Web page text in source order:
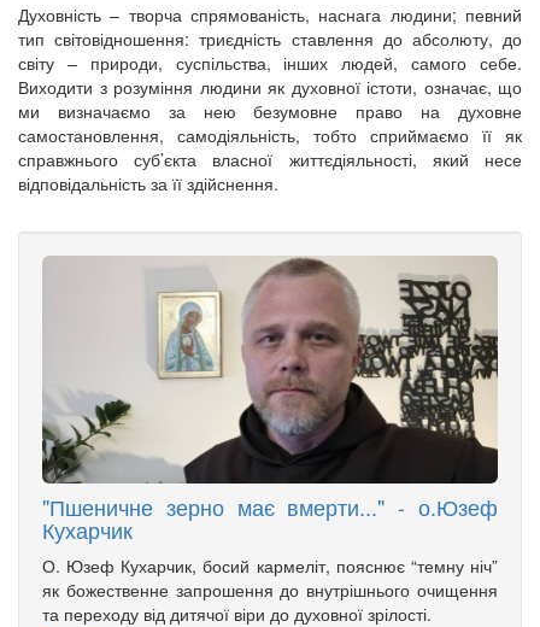
Духовність – творча спрямованість, наснага людини; певний
тип світовідношення: триєдність ставлення до абсолюту, до
світу – природи, суспільства, інших людей, самого себе.
Виходити з розуміння людини як духовної істоти, означає, що
ми визначаємо за нею безумовне право на духовне
самостановлення, самодіяльність, тобто сприймаємо її як
справжнього суб’єкта власної життєдіяльності, який несе
відповідальність за її здійснення.
"Пшеничне зерно має вмерти..." - о.Юзеф
Кухарчик
О. Юзеф Кухарчик, босий кармеліт, пояснює “темну ніч”
як божественне запрошення до внутрішнього очищення
та переходу від дитячої віри до духовної зрілості.